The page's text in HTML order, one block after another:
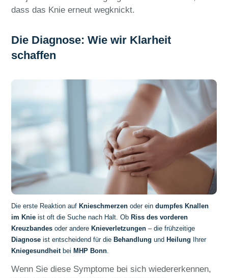
dass das Knie erneut wegknickt.
Die Diagnose: Wie wir Klarheit
schaffen
Die erste Reaktion auf Knieschmerzen oder eindumpfes Knallen
im Knie ist oft die Suche nach Halt. Ob Riss des vorderen
Kreuzbandes oder andere Knieverletzungen – die frühzeitige
Diagnose ist entscheidend für die Behandlung und Heilung Ihrer
Kniegesundheit bei MHP Bonn
Wenn Sie diese Symptome bei sich wiedererkennen,